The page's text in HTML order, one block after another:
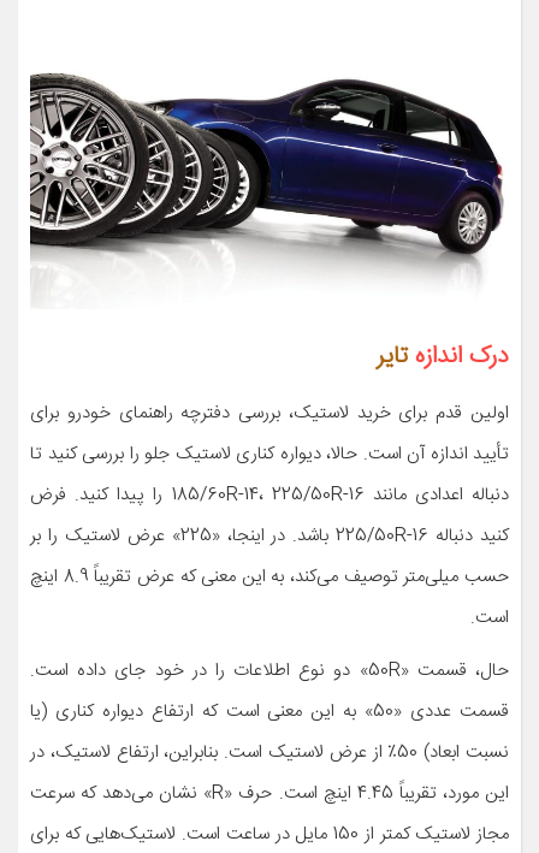
درک اندازهتایر
اولین قدم برای خرید لاستیک، بررسی دفترچه راهنمای خودرو برای
تأیید اندازه آن است. حالا، دیواره کناری لاستیک جلو را بررسی کنید تا
دنباله اعدادی مانند 185/60R-14، 225/50R-16 را پیدا کنید. فرض
کنید دنباله 225/50R-16 باشد. در اینجا، «225» عرض لاستیک را بر
حسب میلی‌متر توصیف می‌کند، به این معنی که عرض تقریباً 8.9 اینچ
است.
حال، قسمت «50R» دو نوع اطلاعات را در خود جای داده است.
قسمت عددی «50» به این معنی است که ارتفاع دیواره کناری (یا
نسبت ابعاد) 50٪ از عرض لاستیک است. بنابراین، ارتفاع لاستیک، در
این مورد، تقریباً 4.45 اینچ است. حرف «R» نشان می‌دهد که سرعت
مجاز لاستیک کمتر از 150 مایل در ساعت است. لاستیک‌هایی که برای